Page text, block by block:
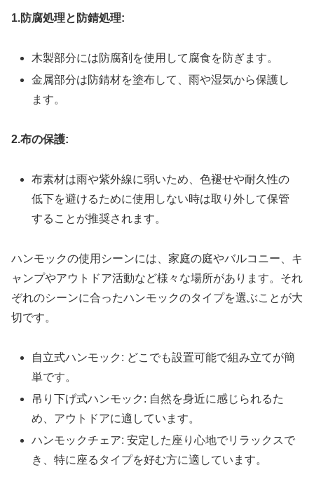
1.防腐処理と防錆処理:
木製部分には防腐剤を使用して腐食を防ぎます。
金属部分は防錆材を塗布して、雨や湿気から保護し
ます。
2.布の保護:
布素材は雨や紫外線に弱いため、色褪せや耐久性の
低下を避けるために使用しない時は取り外して保管
することが推奨されます。
ハンモックの使用シーンには、家庭の庭やバルコニー、キ
ャンプやアウトドア活動など様々な場所があります。それ
ぞれのシーンに合ったハンモックのタイプを選ぶことが大
切です。
自立式ハンモック: どこでも設置可能で組み立てが簡
単です。
吊り下げ式ハンモック: 自然を身近に感じられるた
め、アウトドアに適しています。
ハンモックチェア: 安定した座り心地でリラックスで
き、特に座るタイプを好む方に適しています。